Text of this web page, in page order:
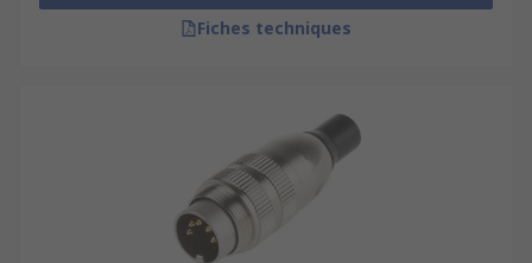
Fiches techniques